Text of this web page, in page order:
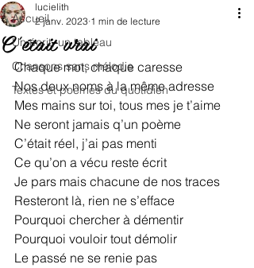
Accueil
Un écrit, un tableau
Chansons sans mélodie
Textes et poèmes du quotidien
C'était vrai
lucielith
2 janv. 2023 1 min de lecture
Chaque mot, chaque caresse
Nos deux noms à la même adresse
Mes mains sur toi, tous mes je t’aime
Ne seront jamais q’un poème
C’était réel, j’ai pas menti
Ce qu’on a vécu reste écrit
Je pars mais chacune de nos traces
Resteront là, rien ne s’efface
Pourquoi chercher à démentir
Pourquoi vouloir tout démolir
Le passé ne se renie pas